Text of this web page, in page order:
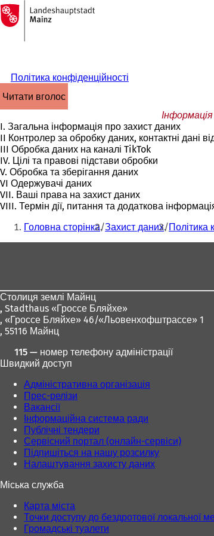
Перейти до змісту
На
головну
сторінку
Політика конфіденційності
читати вголос
I. Загальна інформація про захист даних
II Контролер за обробку даних, контактні дані
III Обробка даних на каналі TikTok
IV. Цілі та правові підстави обробки
V. Обробка та зберігання даних
VI Одержувачі даних
VII. Ваші права на захист даних
VIII. Термін дії, питання та додаткова
Ти
тут:
Головна сторінка Захист даних Політика
Столиця землі Майнц
, Stadthaus «Гроссе Бляйхе»
, «Гроссе Бляйхе» 46/«Льовенхофштрассе» 1
, 55116 Майнц
115 — номер телефону адміністрації
Швидкий доступ
Адміністративна організація
Прес-релізи
Вакансії
Інформаційна система ради
Публічні тендери
Сервісний портал (онлайн-сервіси)
Підпишіться на нашу розсилку
Налаштування захисту даних
Міська служба
Карта міста
Точки доступу до бездротової локальної
Громадські туалети